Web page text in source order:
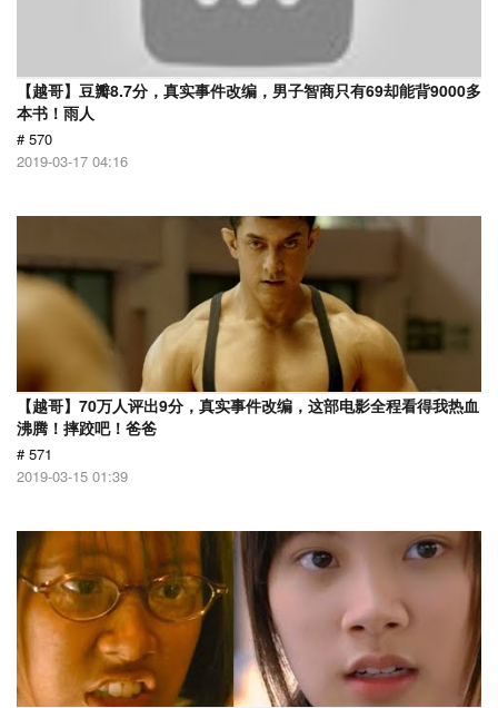
【越哥】豆瓣8.7分，真实事件改编，男子智商只有69却能背9000多
本书！雨人
# 570
2019-03-17 04:16
【越哥】70万人评出9分，真实事件改编，这部电影全程看得我热血
沸腾！摔跤吧！爸爸
# 571
2019-03-15 01:39